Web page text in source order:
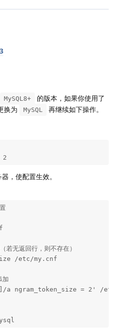
MySQL8+ 的版本，如果你使用了
换为 MySQL
再继续如下操作。
2
，使配置生效。
若无返回行，则不存在）
/etc/my.cnf
ngram_token_size = 2' /